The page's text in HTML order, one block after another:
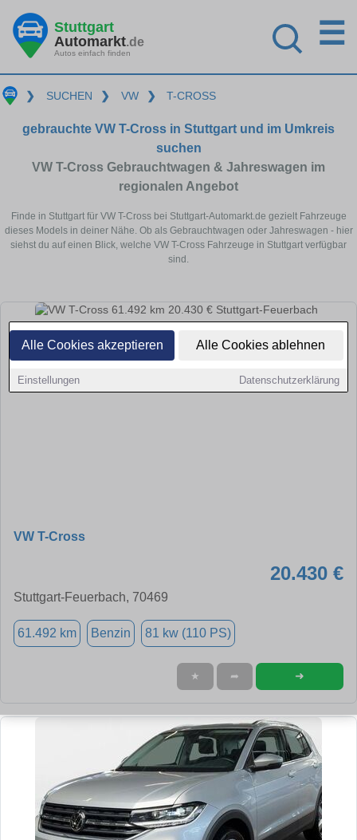
Alle Cookies akzeptieren Alle Cookies ablehnen
Einstellungen Datenschutzerklärung
Stuttgart
Automarkt.de
Autos einfach finden
☰
❯ SUCHEN ❯ VW ❯ T-CROSS
gebrauchte VW T-Cross in Stuttgart und im Umkreis
suchen
VW T-Cross Gebrauchtwagen & Jahreswagen im
regionalen Angebot
Finde in Stuttgart für VW T-Cross bei Stuttgart-Automarkt.de gezielt Fahrzeuge
dieses Models in deiner Nähe. Ob als Gebrauchtwagen oder Jahreswagen - hier
siehst du auf einen Blick, welche VW T-Cross Fahrzeuge in Stuttgart verfügbar
sind.
VW T-Cross
20.430 €
Stuttgart-Feuerbach, 70469
61.492 km Benzin 81 kw (110 PS)
★ ➦ ➜